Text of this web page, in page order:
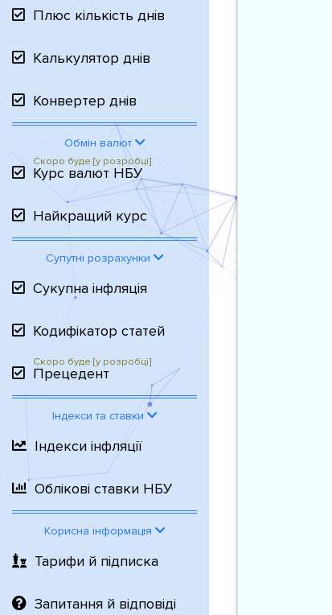
Плюс кількість днів
Калькулятор днів
Конвертер днів
Обмін валют
Курс валют НБУ
Найкращий курс
Супутні розрахунки
Сукупна інфляція
Кодифікатор статей
Прецедент
Індекси та ставки
Індекси інфляції
Облікові ставки НБУ
Корисна інформація
Тарифи й підписка
Запитання й відповіді